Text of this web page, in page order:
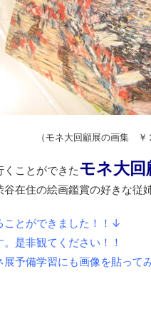
（モネ大回顧展の画集 ￥
ことができたモネ大回
在住の絵画鑑賞の好きな従
ことができました！！↓
是非観てください！！
予備学習にも画像を貼って